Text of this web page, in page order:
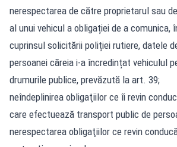
nerespectarea de către proprietarul sau
al unui vehicul a obligației de a comunica,
cuprinsul solicitării poliției rutiere, datele
persoanei căreia i-a încredințat vehiculul
drumurile publice, prevăzută la art. 39;
neîndeplinirea obligaţiilor ce îi revin
care efectuează transport public de
nerespectarea obligaţiilor ce revin